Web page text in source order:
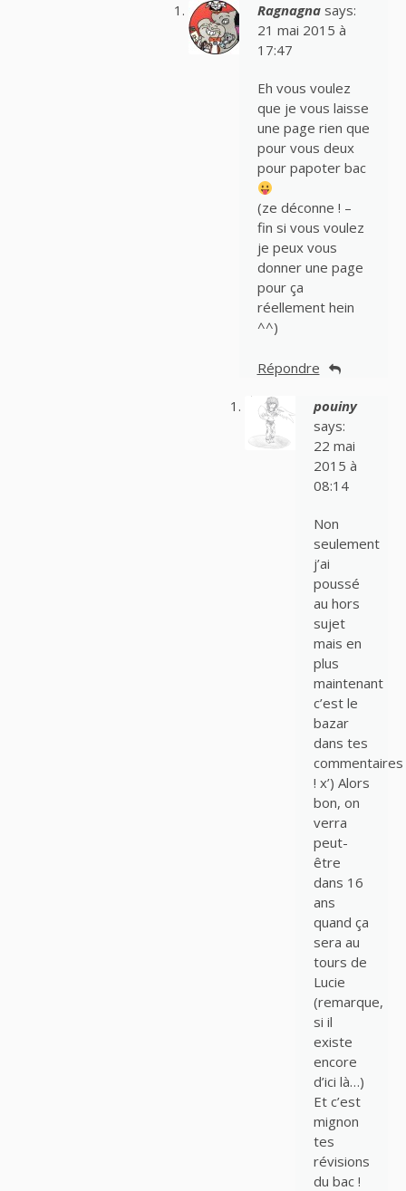
Ragnagna says:
21 mai 2015 à
17:47
Eh vous voulez
que je vous laisse
une page rien que
pour vous deux
pour papoter bac
(ze déconne ! –
fin si vous voulez
je peux vous
donner une page
pour ça
réellement hein
^^)
Répondre
pouiny
says:
22 mai
2015 à
08:14
Non
seulement
j’ai
poussé
au hors
sujet
mais en
plus
maintenant
c’est le
bazar
dans tes
commentaires
! x’) Alors
bon, on
verra
peut-
être
dans 16
ans
quand ça
sera au
tours de
Lucie
(remarque,
si il
existe
encore
d’ici là…)
Et c’est
mignon
tes
révisions
du bac !